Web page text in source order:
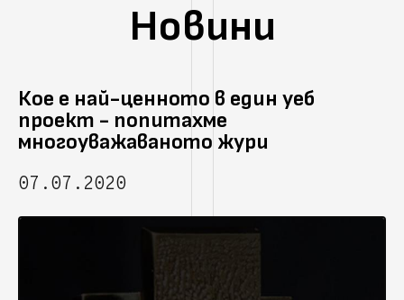
Новини
Кое е най-ценното в един уеб
проект - попитахме
многоуважаваното жури
07.07.2020